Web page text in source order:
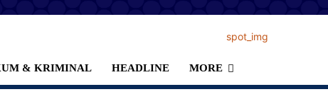
& KRIMINAL HEADLINE MORE